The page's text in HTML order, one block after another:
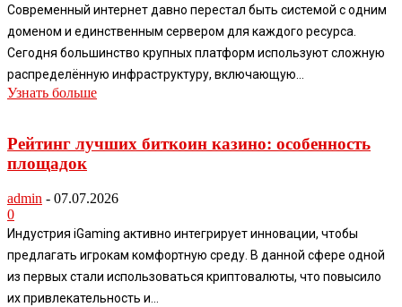
Современный интернет давно перестал быть системой с одним
доменом и единственным сервером для каждого ресурса.
Сегодня большинство крупных платформ используют сложную
распределённую инфраструктуру, включающую...
Узнать больше
Рейтинг лучших биткоин казино: особенность
площадок
admin - 07.07.2026
0
Индустрия iGaming активно интегрирует инновации, чтобы
предлагать игрокам комфортную среду. В данной сфере одной
из первых стали использоваться криптовалюты, что повысило
их привлекательность и...